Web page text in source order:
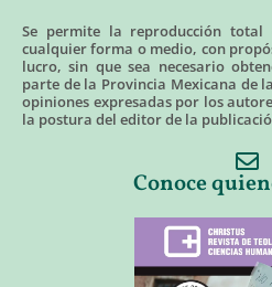
Se permite la reproducción
cualquier forma o medio, con
lucro, sin que sea necesario
parte de la Provincia Mexicana de
opiniones expresadas por los
la postura del editor de la
Conoce